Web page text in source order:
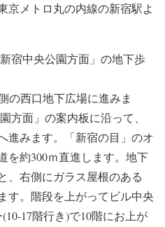
京メトロ丸の内線の新宿駅よ
宿中央公園方面」の地下歩
の西口地下広場に進みま
方面」の案内板に沿って、
進みます。「新宿の目」のオ
を約300ｍ直進します。地下
、右側にガラス屋根のある
す。階段を上がってビル中央
17階行き)で10階にお上が